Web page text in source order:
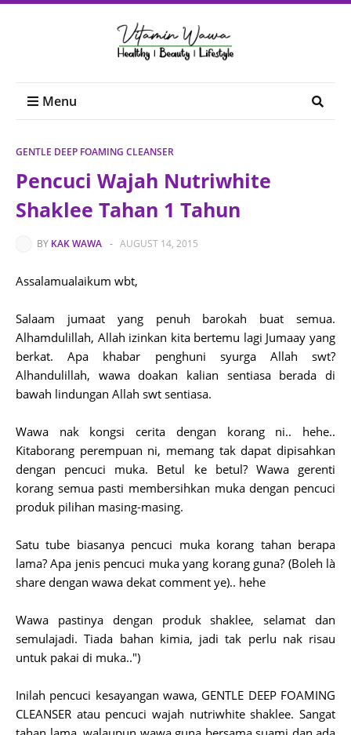
Menu
GENTLE DEEP FOAMING CLEANSER
Pencuci Wajah Nutriwhite
Shaklee Tahan 1 Tahun
BY KAK WAWA - AUGUST 14, 2015
Assalamualaikum wbt,
Salaam jumaat yang penuh barokah buat semua.
Alhamdulillah, Allah izinkan kita bertemu lagi Jumaay yang
berkat. Apa khabar penghuni syurga Allah swt?
Alhandulillah, wawa doakan kalian sentiasa berada di
bawah lindungan Allah swt sentiasa.
Wawa nak kongsi cerita dengan korang ni.. hehe..
Kitaborang perempuan ni, memang tak dapat dipisahkan
dengan pencuci muka. Betul ke betul? Wawa gerenti
korang semua pasti membersihkan muka dengan pencuci
produk pilihan masing-masing.
Satu tube biasanya pencuci muka korang tahan berapa
lama? Apa jenis pencuci muka yang korang guna? (Boleh là
share dengan wawa dekat comment ye).. hehe
Wawa pastinya dengan produk shaklee, selamat dan
semulajadi. Tiada bahan kimia, jadi tak perlu nak risau
untuk pakai di muka..")
Inilah pencuci kesayangan wawa, GENTLE DEEP FOAMING
CLEANSER atau pencuci wajah nutriwhite shaklee. Sangat